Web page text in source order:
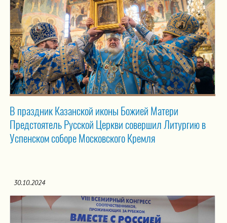
В праздник Казанской иконы Божией Матери
Предстоятель Русской Церкви совершил Литургию в
Успенском соборе Московского Кремля
30.10.2024